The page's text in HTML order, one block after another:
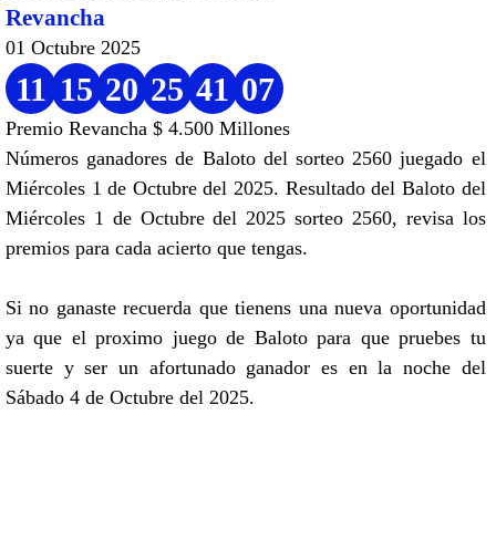
Revancha
01 Octubre 2025
11 15 20 25 41 07
Premio Revancha $ 4.500 Millones
Números ganadores de Baloto del sorteo 2560 juegado el
Miércoles 1 de Octubre del 2025. Resultado del Baloto del
Miércoles 1 de Octubre del 2025 sorteo 2560, revisa los
premios para cada acierto que tengas.
Si no ganaste recuerda que tienens una nueva oportunidad
ya que el proximo juego de Baloto para que pruebes tu
suerte y ser un afortunado ganador es en la noche del
Sábado 4 de Octubre del 2025.